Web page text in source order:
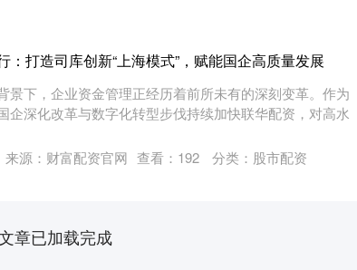
：打造司库创新“上海模式”，赋能国企高质量发展
景下，企业资金管理正经历着前所未有的深刻变革。作为
企深化改革与数字化转型步伐持续加快联华配资，对高水
来源：财富配资官网 查看： 192 分类： 股市配资
章已加载完成